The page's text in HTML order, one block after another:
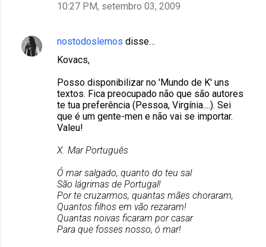
10:27 PM, setembro 03, 2009
nostodoslemos disse…
Kovacs,
Posso disponibilizar no 'Mundo de K' uns
textos. Fica preocupado não que são autores
te tua preferência (Pessoa, Virgínia....). Sei
que é um gente-men e não vai se importar.
Valeu!
X. Mar Português
Ó mar salgado, quanto do teu sal
São lágrimas de Portugal!
Por te cruzarmos, quantas mães choraram,
Quantos filhos em vão rezaram!
Quantas noivas ficaram por casar
Para que fosses nosso, ó mar!